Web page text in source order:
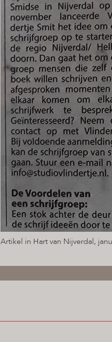
Artikel in Hart van Nijverdal,